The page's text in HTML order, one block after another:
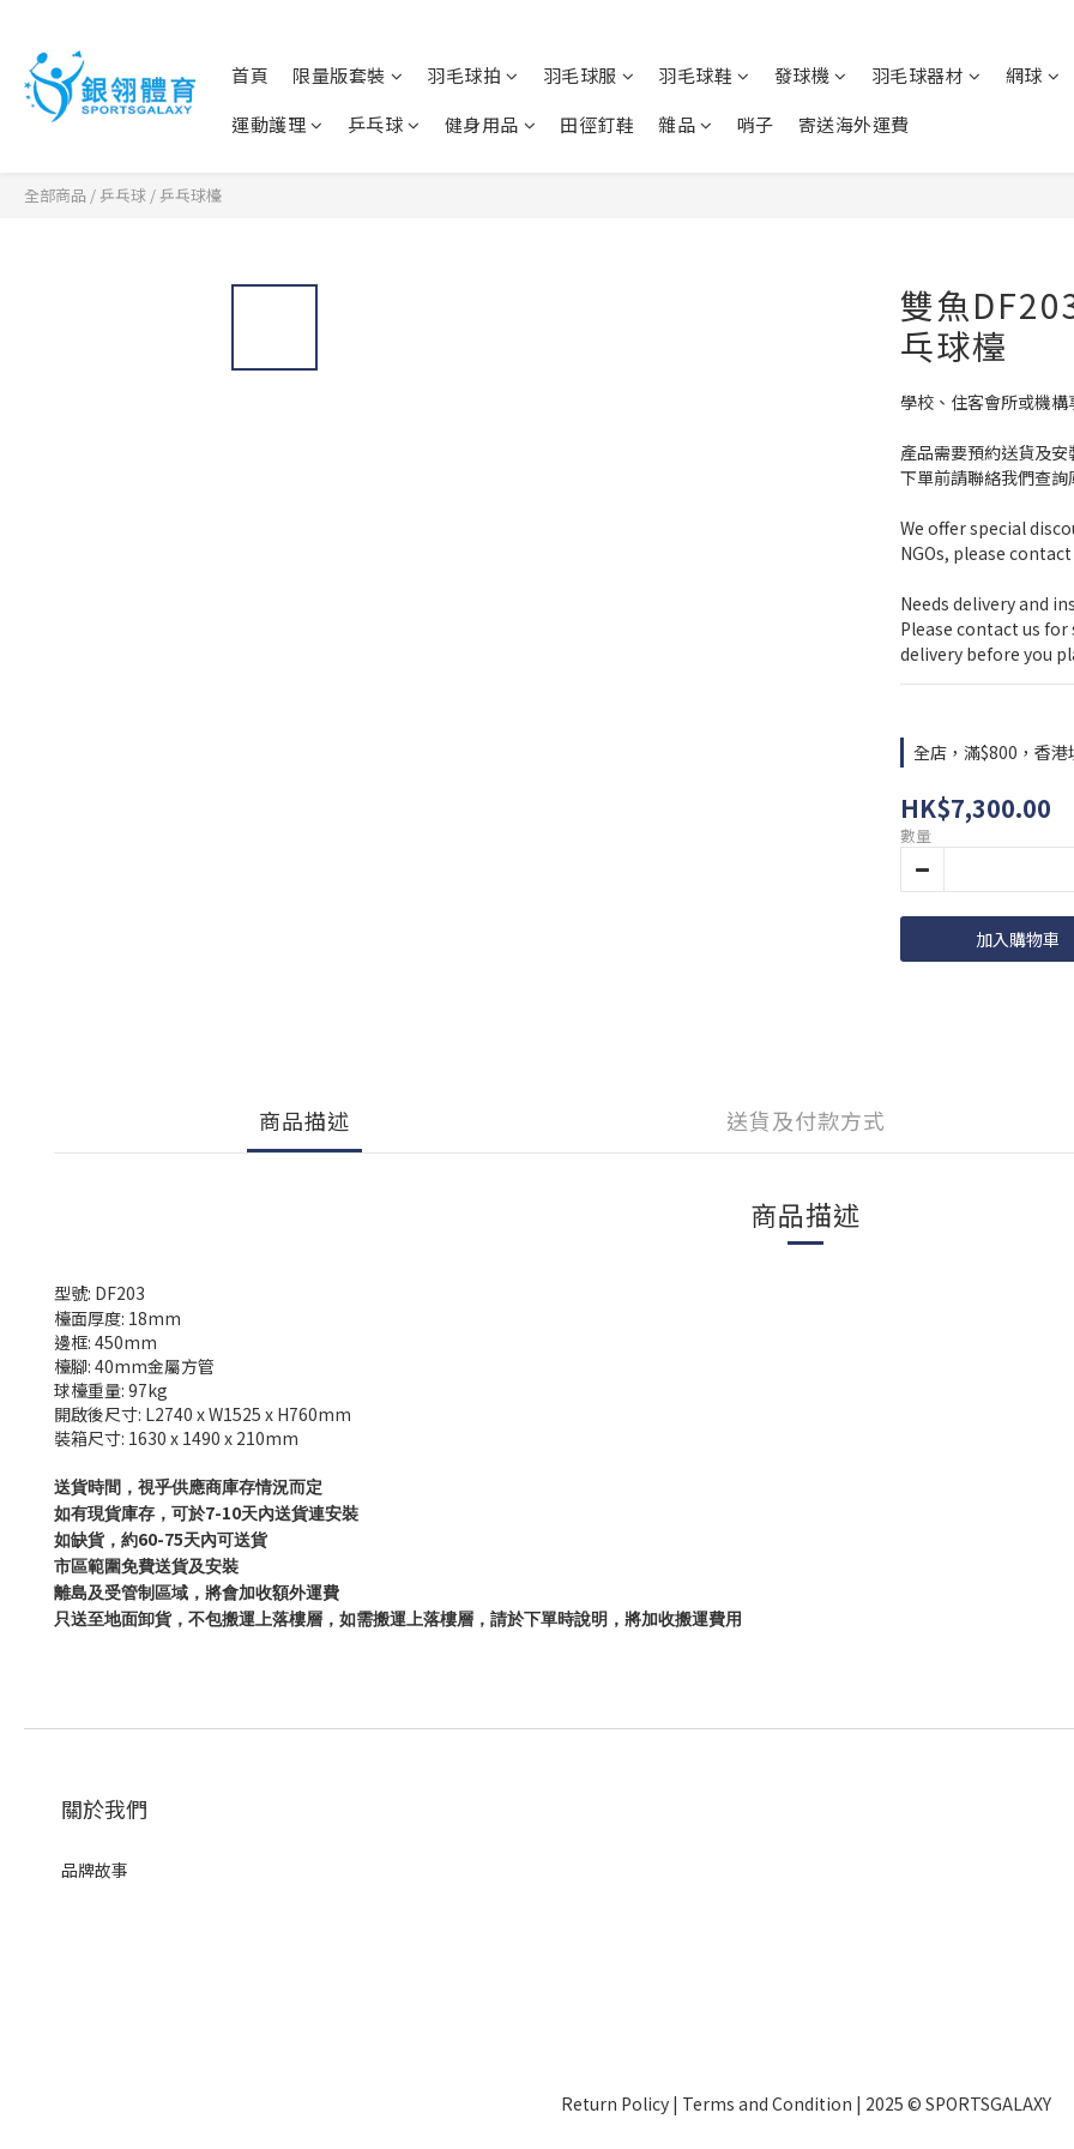
首頁 限量版套裝 羽毛球拍 羽毛球服 羽毛球鞋 發球機 羽毛球器材
網球
運動護理
乒乓球 健身用品 田徑釘鞋 雜品 哨子 寄送海外運費
全部商品 /乒乓球 /乒乓球檯
雙魚
乓球檯
學校、住客會所或機
產品需要預約送貨及
下單前請聯絡我們查
We offer special
NGOs, please
Needs delivery and
Please contact us
delivery before you
全店，滿$800，香
HK$7,300.00
數量
加入購物車
商品描述 送貨及付款方式
商品描述
型號: DF203
檯面厚度: 18mm
邊框: 450mm
檯腳: 40mm金屬方管
球檯重量: 97kg
開啟後尺寸: L2740 x W1525 x H760mm
裝箱尺寸: 1630 x 1490 x 210mm
送貨時間，視乎供應商庫存情況而定
如有現貨庫存，可於7-10天內送貨連安裝
如缺貨，約60-75天內可送貨
市區範圍免費送貨及安裝
離島及受管制區域，將會加收額外運費
只送至地面卸貨，不包搬運上落樓層，如需搬運上落樓層，請於下單時說明，將加收搬運費用
關於我們
品牌故事
Return Policy| Terms and Condition | 2025 © SPORTSGALAXY